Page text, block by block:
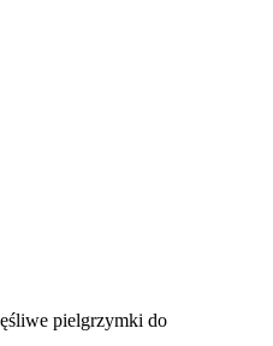
pielgrzymki do